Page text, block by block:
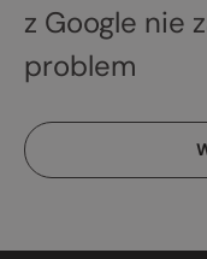
z Google nie
problem